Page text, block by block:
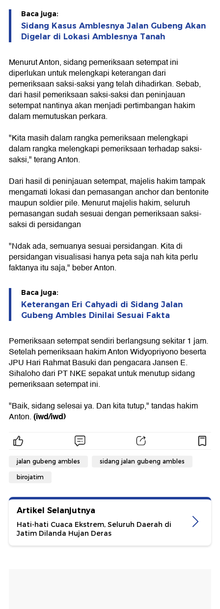
Baca juga:
Sidang Kasus Amblesnya Jalan Gubeng Akan
Digelar di Lokasi Amblesnya Tanah
Menurut Anton, sidang pemeriksaan setempat ini
diperlukan untuk melengkapi keterangan dari
pemeriksaan saksi-saksi yang telah dihadirkan. Sebab,
dari hasil pemeriksaan saksi-saksi dan peninjauan
setempat nantinya akan menjadi pertimbangan hakim
dalam memutuskan perkara.
"Kita masih dalam rangka pemeriksaan melengkapi
dalam rangka melengkapi pemeriksaan terhadap saksi-
saksi," terang Anton.
Dari hasil di peninjauan setempat, majelis hakim tampak
mengamati lokasi dan pemasangan anchor dan bentonite
maupun soldier pile. Menurut majelis hakim, seluruh
pemasangan sudah sesuai dengan pemeriksaan saksi-
saksi di persidangan
"Ndak ada, semuanya sesuai persidangan. Kita di
persidangan visualisasi hanya peta saja nah kita perlu
faktanya itu saja," beber Anton.
Baca juga:
Keterangan Eri Cahyadi di Sidang Jalan
Gubeng Ambles Dinilai Sesuai Fakta
Pemeriksaan setempat sendiri berlangsung sekitar 1 jam.
Setelah pemeriksaan hakim Anton Widyopriyono beserta
JPU Hari Rahmat Basuki dan pengacara Jansen E.
Sihaloho dari PT NKE sepakat untuk menutup sidang
pemeriksaan setempat ini.
"Baik, sidang selesai ya. Dan kita tutup," tandas hakim
Anton.(iwd/iwd)
jalan gubeng ambles sidang jalan gubeng ambles
birojatim
Artikel Selanjutnya
Hati-hati Cuaca Ekstrem, Seluruh Daerah di
Jatim Dilanda Hujan Deras